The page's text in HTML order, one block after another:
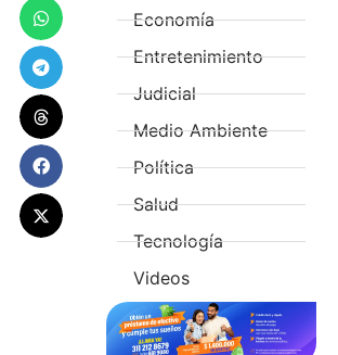
Economía
Entretenimiento
Judicial
Medio Ambiente
Política
Salud
Tecnología
Videos